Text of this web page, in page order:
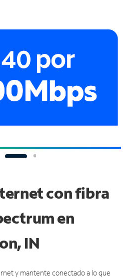
con fibra
en
IN
y mantente conectado a lo que